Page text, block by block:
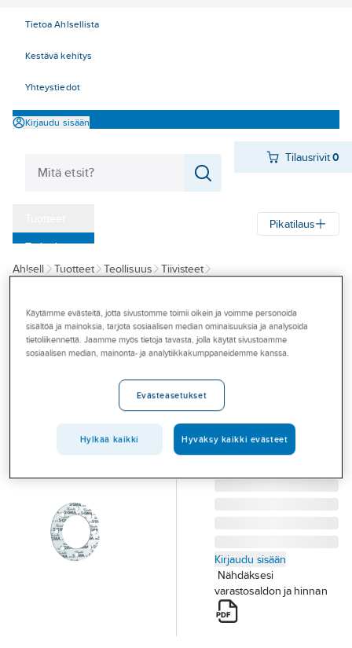
Tietoa Ahlsellista
Kestävä kehitys
Yhteystiedot
Kirjaudu sisään
Tilausrivit 0
‎Tarjoukset
Myymälät
Konseptit
Palvelut
Pikatilaus
Ahlsell Tuotteet Teollisuus
Tiivisteet
Laippatiiviste
Sigma 533
LAIPPATIIVISTE
533 S=1.5MM
T21004601
Toimittajan
Kirjaudu sisään
Nähdäksesi
varastosaldon ja hinnan
Käytämme evästeitä, jotta sivustomme toimii oikein ja voimme personoida
sisältöä ja mainoksia, tarjota sosiaalisen median ominaisuuksia ja analysoida
tietoliikennettä. Jaamme myös tietoja tavasta, jolla käytät sivustoamme
sosiaalisen median, mainonta- ja analytiikkakumppaneidemme kanssa.
Evästeasetukset
Hylkää kaikki Hyväksy kaikki evästeet